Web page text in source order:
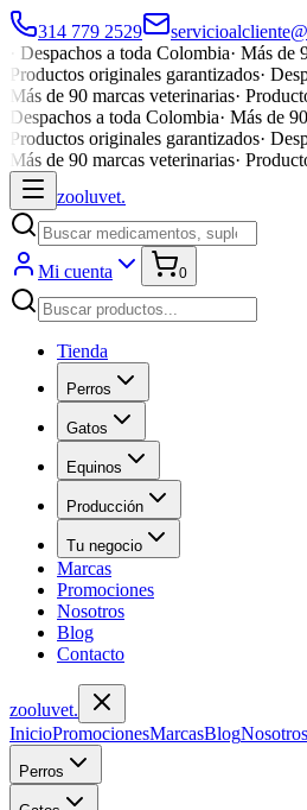
314 779 2529
Despachos a toda Colombia· Más de
Productos originales garantizados·
Más de 90 marcas veterinarias·
Despachos a toda Colombia· Más de
Productos originales garantizados·
Más de 90 marcas veterinarias·
zooluvet.
Mi cuenta 0
Tienda
Perros
Gatos
Equinos
Producción
Tu negocio
Marcas
Promociones
Nosotros
Blog
Contacto
zooluvet.
InicioPromocionesMarcasBlogNosotros
Perros